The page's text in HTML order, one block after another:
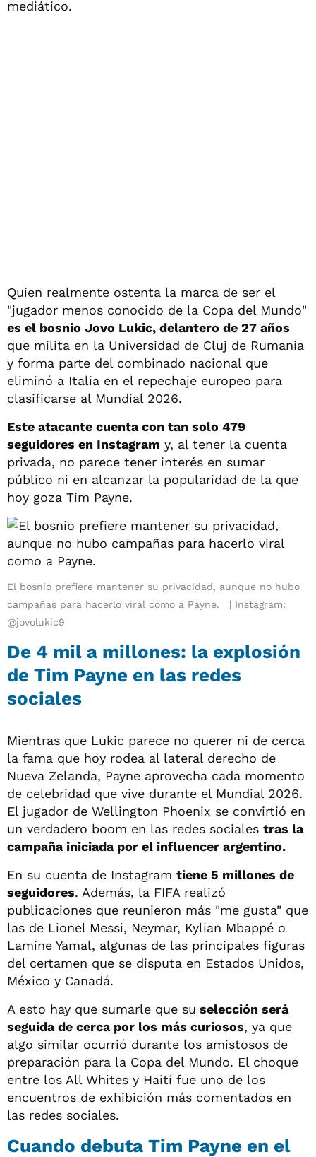
mediático.
Quien realmente ostenta la marca de ser el
"jugador menos conocido de la Copa del Mundo"
es el bosnio Jovo Lukic, delantero de 27 años
que milita en la Universidad de Cluj de Rumania
y forma parte del combinado nacional que
eliminó a Italia en el repechaje europeo para
clasificarse al Mundial 2026.
Este atacante cuenta con tan solo 479
seguidores en Instagram y, al tener la cuenta
privada, no parece tener interés en sumar
público ni en alcanzar la popularidad de la que
hoy goza Tim Payne.
El bosnio prefiere mantener su privacidad, aunque no hubo
campañas para hacerlo viral como a Payne.
Instagram:
@jovolukic9
De 4 mil a millones: la explosión
de Tim Payne en las redes
sociales
Mientras que Lukic parece no querer ni de cerca
la fama que hoy rodea al lateral derecho de
Nueva Zelanda, Payne aprovecha cada momento
de celebridad que vive durante el Mundial 2026.
El jugador de Wellington Phoenix se convirtió en
un verdadero boom en las redes sociales tras la
campaña iniciada por el influencer argentino.
En su cuenta de Instagram tiene 5 millones de
seguidores. Además, la FIFA realizó
publicaciones que reunieron más "me gusta" que
las de Lionel Messi, Neymar, Kylian Mbappé o
Lamine Yamal, algunas de las principales figuras
del certamen que se disputa en Estados Unidos,
México y Canadá.
A esto hay que sumarle que su selección será
seguida de cerca por los más curiosos, ya que
algo similar ocurrió durante los amistosos de
preparación para la Copa del Mundo. El choque
entre los All Whites y Haití fue uno de los
encuentros de exhibición más comentados en
las redes sociales.
Cuando debuta Tim Payne en el